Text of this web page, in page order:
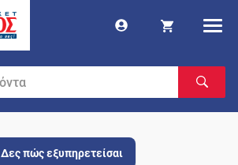
Δες πώς εξυπηρετείσαι